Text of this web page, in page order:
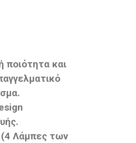
ποιότητα και
(4 Λάμπες των